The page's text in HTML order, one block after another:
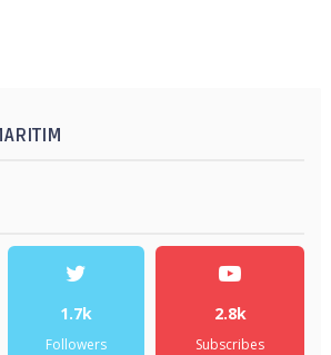
1.7k
Followers
2.8k
Subscribes